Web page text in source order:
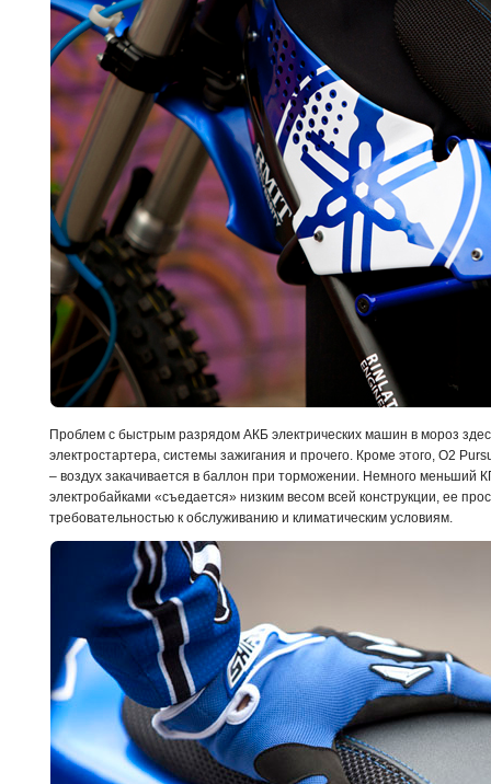
Проблем с быстрым разрядом АКБ электрических машин в мороз
электростартера, системы зажигания и прочего. Кроме этого, O2
– воздух закачивается в баллон при торможении. Немного меньший
электробайками «съедается» низким весом всей конструкции, ее
требовательностью к обслуживанию и климатическим условиям.